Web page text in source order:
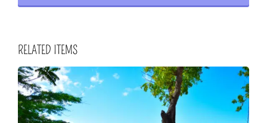
RELATED ITEMS